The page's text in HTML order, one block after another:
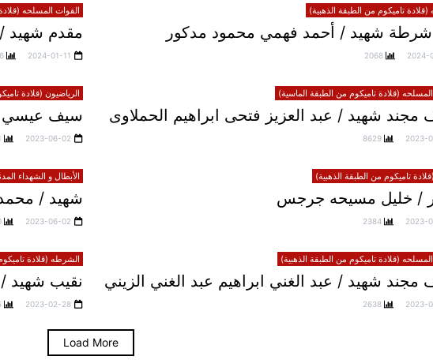
تاميكوم من الطبقة الذهبية)
شرطة شهيد / أحمد فهمي محمود مدكور
2024-
2068
القوات المسلحه
مقدم شهيد
2024-01-11
(قلادة تاميكوم من الطبقة الماسية)
مجند شهيد / عبد العزيز فتحى ابراهيم الحملاوى
2023-
8629
الرياضيون (قلادة
سيف عيسي
2023-06-02
(قلادة تاميكوم من الطبقة الذهبية)
/ خليل مسيحه جرجس
2023-
2384
الأبطال و الشهداء
شهيد /
2023-06-02
(قلادة تاميكوم من الطبقة الذهبية)
مجند شهيد / عبد الغني ابراهيم عبد الغني الزيني
2023-
2638
الشرطه (قلادة
نقيب
2023-02-28
Load More